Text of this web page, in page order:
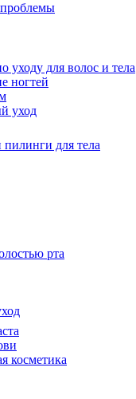
уходу для волос и тела
ногтей
уход
для тела
рта
косметика